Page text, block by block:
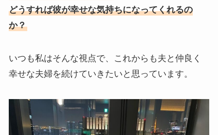
どうすれば彼が幸せな気持ちになってくれるの
か？
いつも私はそんな視点で、これからも夫と仲良く
幸せな夫婦を続けていきたいと思っています。